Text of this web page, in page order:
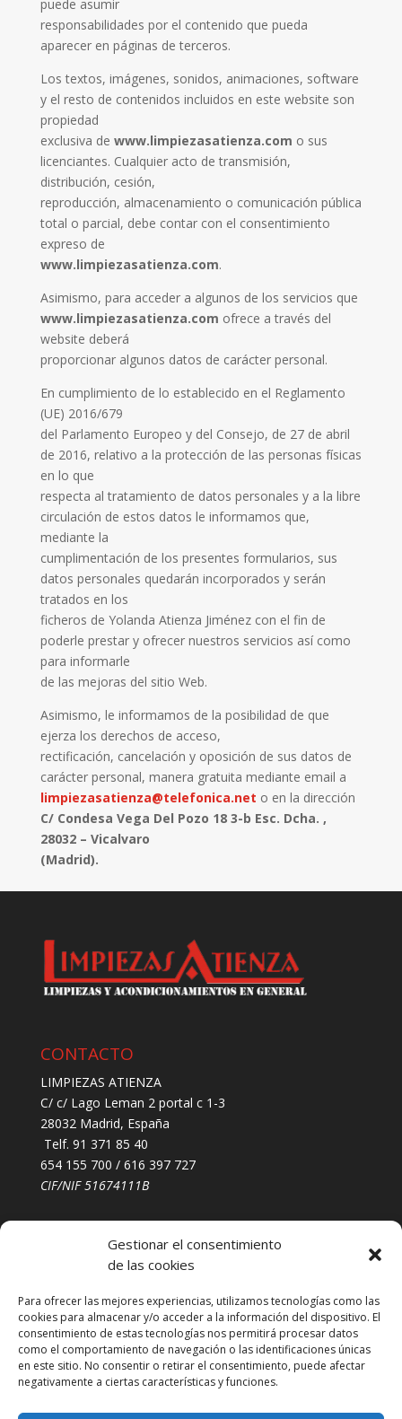
Gestionar el consentimiento
de las cookies
Para ofrecer las mejores experiencias, utilizamos tecnologías como las
cookies para almacenar y/o acceder a la información del dispositivo. El
consentimiento de estas tecnologías nos permitirá procesar datos
como el comportamiento de navegación o las identificaciones únicas
en este sitio. No consentir o retirar el consentimiento, puede afectar
negativamente a ciertas características y funciones.
puede asumir
responsabilidades por el contenido que pueda
aparecer en páginas de terceros.
Los textos, imágenes, sonidos, animaciones, software
y el resto de contenidos incluidos en este website son
propiedad
exclusiva de www.limpiezasatienza.com o sus
licenciantes. Cualquier acto de transmisión,
distribución, cesión,
reproducción, almacenamiento o comunicación pública
total o parcial, debe contar con el consentimiento
expreso de
www.limpiezasatienza.com.
Asimismo, para acceder a algunos de los servicios que
www.limpiezasatienza.com ofrece a través del
website deberá
proporcionar algunos datos de carácter personal.
En cumplimiento de lo establecido en el Reglamento
(UE) 2016/679
del Parlamento Europeo y del Consejo, de 27 de abril
de 2016, relativo a la protección de las personas físicas
en lo que
respecta al tratamiento de datos personales y a la libre
circulación de estos datos le informamos que,
mediante la
cumplimentación de los presentes formularios, sus
datos personales quedarán incorporados y serán
tratados en los
ficheros de Yolanda Atienza Jiménez con el fin de
poderle prestar y ofrecer nuestros servicios así como
para informarle
de las mejoras del sitio Web.
Asimismo, le informamos de la posibilidad de que
ejerza los derechos de acceso,
rectificación, cancelación y oposición de sus datos de
carácter personal, manera gratuita mediante email a
limpiezasatienza@telefonica.net o en la dirección
C/ Condesa Vega Del Pozo 18 3-b Esc. Dcha. ,
28032 – Vicalvaro
(Madrid).
CONTACTO
LIMPIEZAS ATIENZA
C/ c/ Lago Leman 2 portal c 1-3
28032 Madrid, España
Telf. 91 371 85 40
654 155 700 / 616 397 727
CIF/NIF 51674111B
Certificado protección de datos
Política de privacidad
Aviso legal
Política de cookies